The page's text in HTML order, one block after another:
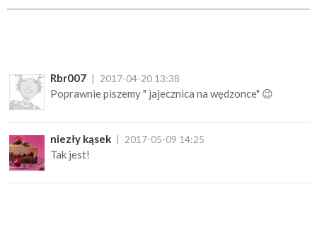
Rbr007 2017-04-20 13:38
Poprawnie piszemy " jajecznica na wędzonce" 😉
niezły kąsek 2017-05-09 14:25
Tak jest!